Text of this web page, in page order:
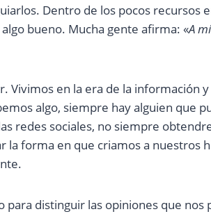
Dentro de los pocos recursos
bueno. Mucha gente afirma: «A
Vivimos en la era de la información
algo, siempre hay alguien que
redes sociales, no siempre
forma en que criamos a nuestros
distinguir las opiniones que nos